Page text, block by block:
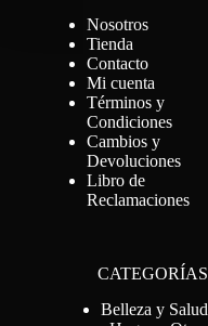
Nosotros
Tienda
Contacto
Mi cuenta
Términos y
Condiciones
Cambios y
Devoluciones
Libro de
Reclamaciones
CATEGORÍAS
Belleza y Salud